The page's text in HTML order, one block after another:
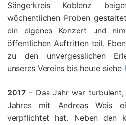
Sängerkreis Koblenz
wöchentlichen Proben
ein eigenes Konzert und
öffentlichen Auftritten teil.
zu den unvergesslichen
unseres Vereins bis heute siehe
2017 – Das Jahr war
Jahres mit Andreas Weis
verpflichtet hat. Neben den